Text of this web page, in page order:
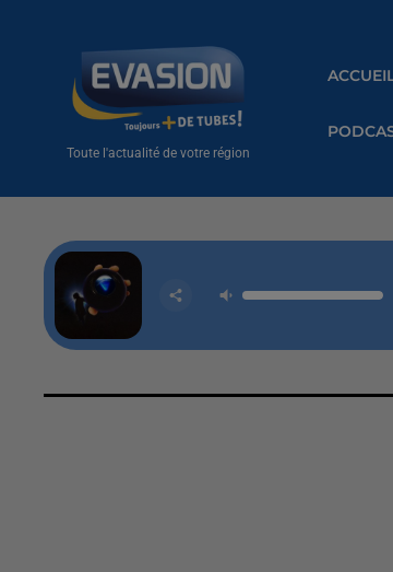
Toute l'actualité de votre région